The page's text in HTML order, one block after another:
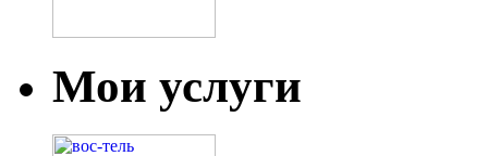
Мои услуги